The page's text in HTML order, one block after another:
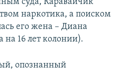
суда, Каравайчик
наркотика, а поиском
его жена – Диана
на 16 лет колонии).
опознанный